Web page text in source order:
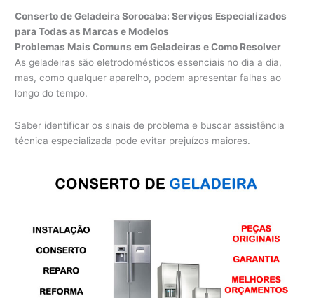
Conserto de Geladeira Sorocaba: Serviços Especializados
para Todas as Marcas e Modelos
Problemas Mais Comuns em Geladeiras e Como Resolver
As geladeiras são eletrodomésticos essenciais no dia a dia,
mas, como qualquer aparelho, podem apresentar falhas ao
longo do tempo.
Saber identificar os sinais de problema e buscar assistência
técnica especializada pode evitar prejuízos maiores.